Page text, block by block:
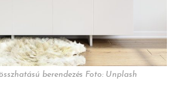
berendezés Foto: Unplash